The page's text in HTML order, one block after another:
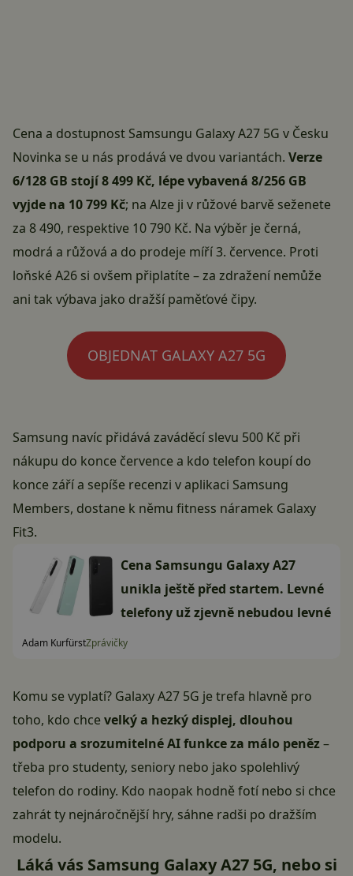
Cena a dostupnost Samsungu Galaxy A27 5G v Česku
Novinka se u nás prodává ve dvou variantách. Verze
6/128 GB stojí 8 499 Kč, lépe vybavená 8/256 GB
vyjde na 10 799 Kč; na Alze ji v růžové barvě seženete
za 8 490, respektive 10 790 Kč. Na výběr je černá,
modrá a růžová a do prodeje míří 3. července. Proti
loňské A26 si ovšem připlatíte – za zdražení nemůže
ani tak výbava jako dražší paměťové čipy.
OBJEDNAT GALAXY A27 5G
Samsung navíc přidává zaváděcí slevu 500 Kč při
nákupu do konce července a kdo telefon koupí do
konce září a sepíše recenzi v aplikaci Samsung
Members, dostane k němu fitness náramek Galaxy
Fit3.
Cena Samsungu Galaxy A27
unikla ještě před startem. Levné
telefony už zjevně nebudou levné
Adam KurfürstZprávičky
Komu se vyplatí? Galaxy A27 5G je trefa hlavně pro
toho, kdo chcevelký a hezký displej, dlouhou
podporu a srozumitelné AI funkce za málo peněz–
třeba pro studenty, seniory nebo jako spolehlivý
telefon do rodiny. Kdo naopak hodně fotí nebo si chce
zahrát ty nejnáročnější hry, sáhne radši po dražším
modelu.
Láká vás Samsung Galaxy A27 5G, nebo si